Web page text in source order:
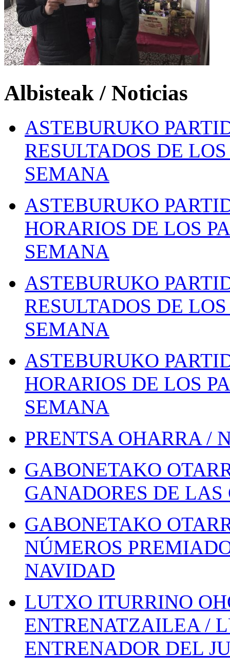
Albisteak / Noticias
ASTEBURUKO
RESULTADOS DE
SEMANA
ASTEBURUKO
HORARIOS DE LOS
SEMANA
ASTEBURUKO
RESULTADOS DE
SEMANA
ASTEBURUKO
HORARIOS DE LOS
SEMANA
PRENTSA OHARRA /
GABONETAKO
GANADORES DE
GABONETAKO
NÚMEROS
NAVIDAD
LUTXO ITURRINO
ENTRENATZAILEA /
ENTRENADOR DEL